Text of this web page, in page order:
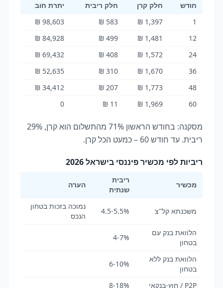
חודש חלק קרן חלק ריבית
יתרת חוב
1
1,397 ₪
583 ₪
98,603 ₪
12
1,481 ₪
499 ₪
84,928 ₪
24
1,572 ₪
408 ₪
69,432 ₪
36
1,670 ₪
310 ₪
52,635 ₪
48
1,773 ₪
207 ₪
34,412 ₪
60
1,969 ₪
11 ₪
0
מסקנה: בחודש הראשון 71% מהתשלום הוא קרן, 29%
ריבית. עד חודש 60 – כמעט הכל קרן.
ריביות לפי מכשיר פיננסי בישראל 2026
מכשיר
ריבית
שנתית
הערה
משכנתא קל"צ 4.5-5.5%
נמוכה בזכות בטחון
הנכס
הלוואת בנק עם
בטחון
4-7%
הלוואת בנק ללא
בטחון
6-10%
P2P / חוץ-בנקאי 8-18%